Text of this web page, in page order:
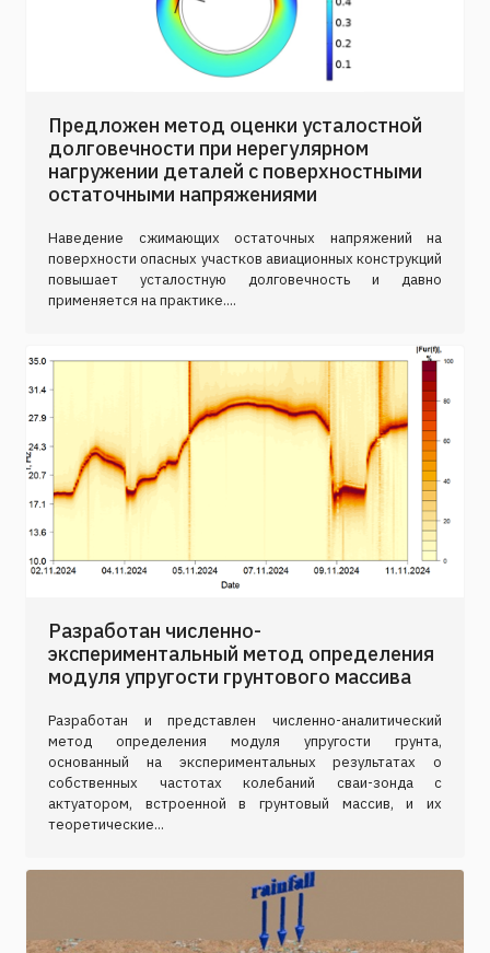
Предложен метод оценки усталостной
долговечности при нерегулярном
нагружении деталей с поверхностными
остаточными напряжениями
Наведение сжимающих остаточных напряжений на
поверхности опасных участков авиационных конструкций
повышает усталостную долговечность и давно
применяется на практике....
Разработан численно-
экспериментальный метод определения
модуля упругости грунтового массива
Разработан и представлен численно-аналитический
метод определения модуля упругости грунта,
основанный на экспериментальных результатах о
собственных частотах колебаний сваи-зонда с
актуатором, встроенной в грунтовый массив, и их
теоретические...